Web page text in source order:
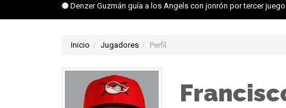
Denzer Guzmán guía a los Angels con jonrón por tercer
Inicio Jugadores Perfil